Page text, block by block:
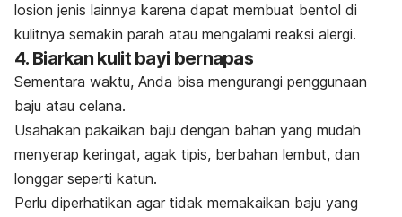
losion jenis lainnya karena dapat membuat bentol di
kulitnya semakin parah atau mengalami reaksi alergi.
4. Biarkan kulit bayi bernapas
Sementara waktu, Anda bisa mengurangi penggunaan
baju atau celana.
Usahakan pakaikan baju dengan bahan yang mudah
menyerap keringat, agak tipis, berbahan lembut, dan
longgar seperti katun.
Perlu diperhatikan agar tidak memakaikan baju yang